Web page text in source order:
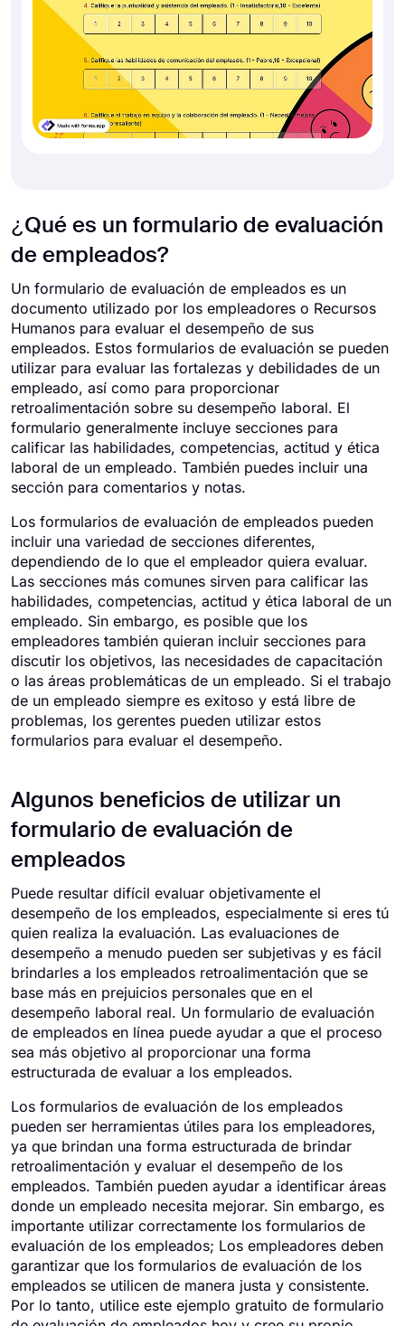
¿Qué es un formulario de evaluación
de empleados?
Un formulario de evaluación de empleados es un
documento utilizado por los empleadores o Recursos
Humanos para evaluar el desempeño de sus
empleados. Estos formularios de evaluación se pueden
utilizar para evaluar las fortalezas y debilidades de un
empleado, así como para proporcionar
retroalimentación sobre su desempeño laboral. El
formulario generalmente incluye secciones para
calificar las habilidades, competencias, actitud y ética
laboral de un empleado. También puedes incluir una
sección para comentarios y notas.
Los formularios de evaluación de empleados pueden
incluir una variedad de secciones diferentes,
dependiendo de lo que el empleador quiera evaluar.
Las secciones más comunes sirven para calificar las
habilidades, competencias, actitud y ética laboral de un
empleado. Sin embargo, es posible que los
empleadores también quieran incluir secciones para
discutir los objetivos, las necesidades de capacitación
o las áreas problemáticas de un empleado. Si el trabajo
de un empleado siempre es exitoso y está libre de
problemas, los gerentes pueden utilizar estos
formularios para evaluar el desempeño.
Algunos beneficios de utilizar un
formulario de evaluación de
empleados
Puede resultar difícil evaluar objetivamente el
desempeño de los empleados, especialmente si eres tú
quien realiza la evaluación. Las evaluaciones de
desempeño a menudo pueden ser subjetivas y es fácil
brindarles a los empleados retroalimentación que se
base más en prejuicios personales que en el
desempeño laboral real. Un formulario de evaluación
de empleados en línea puede ayudar a que el proceso
sea más objetivo al proporcionar una forma
estructurada de evaluar a los empleados.
Los formularios de evaluación de los empleados
pueden ser herramientas útiles para los empleadores,
ya que brindan una forma estructurada de brindar
retroalimentación y evaluar el desempeño de los
empleados. También pueden ayudar a identificar áreas
donde un empleado necesita mejorar. Sin embargo, es
importante utilizar correctamente los formularios de
evaluación de los empleados; Los empleadores deben
garantizar que los formularios de evaluación de los
empleados se utilicen de manera justa y consistente.
Por lo tanto, utilice este ejemplo gratuito de formulario